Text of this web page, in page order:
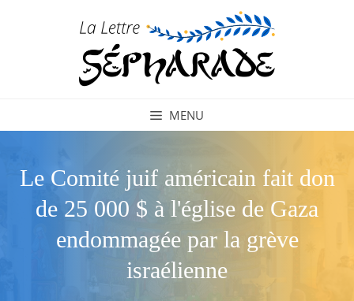
MENU
Le Comité juif américain fait don
de 25 000 $ à l'église de Gaza
endommagée par la grève
israélienne